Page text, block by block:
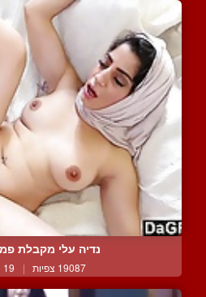
נדיה עלי מקבלת
19087 צפיות | 19 המלצות